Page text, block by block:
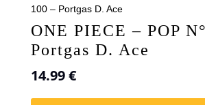
100 – Portgas D. Ace
ONE PIECE – POP
Portgas D. Ace
14.99€